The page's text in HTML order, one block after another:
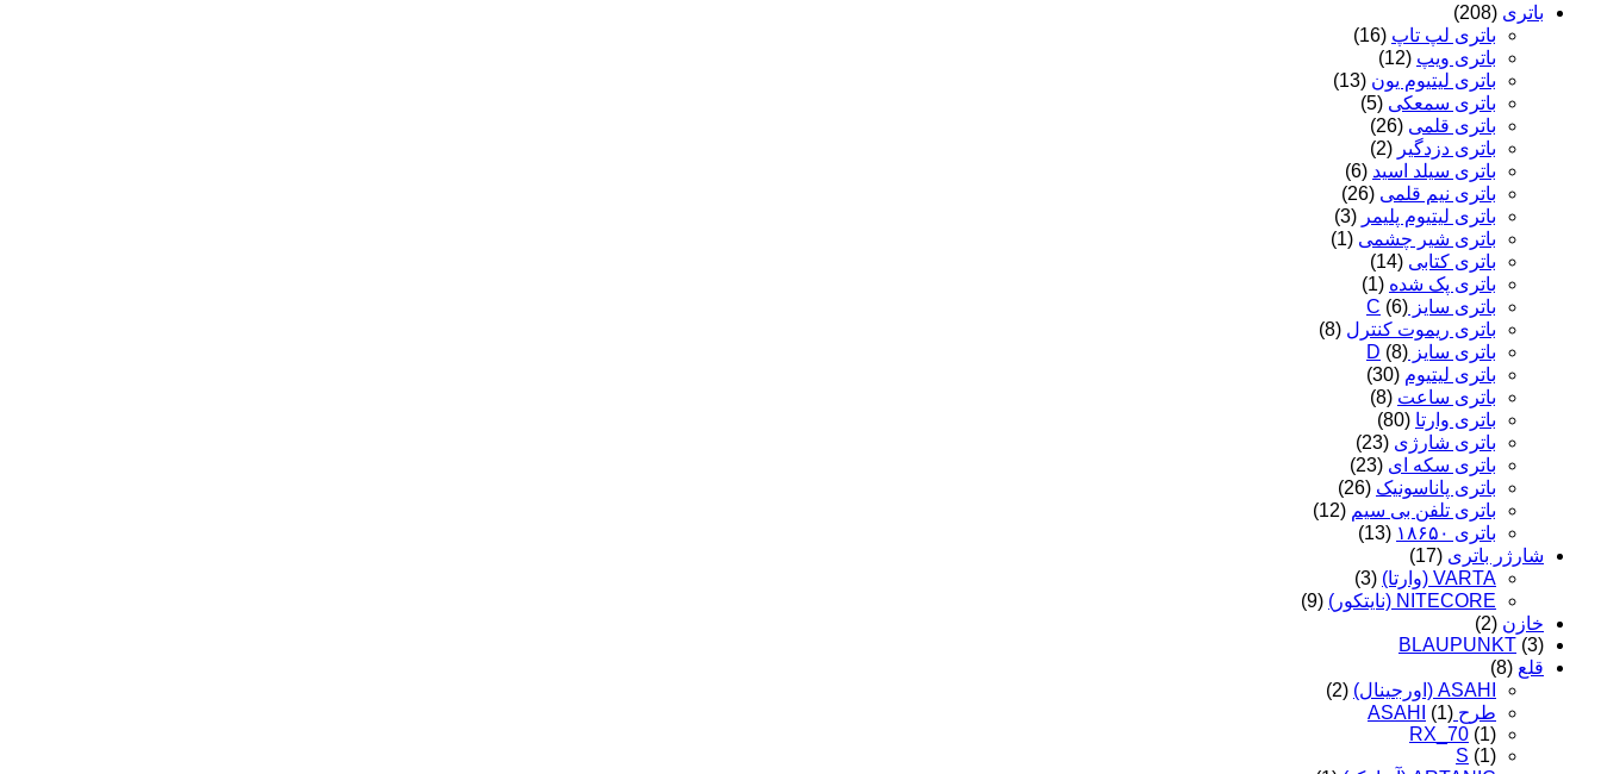
باتری (208)
باتری لپ تاپ (16)
باتری ویپ (12)
باتری لیتیوم یون (13)
باتری سمعکی (5)
باتری قلمی (26)
باتری دزدگیر (2)
باتری سیلد اسید (6)
باتری نیم قلمی (26)
باتری لیتیوم پلیمر (3)
باتری شیر چشمی (1)
باتری کتابی (14)
باتری پک شده (1)
باتری سایز C (6)
باتری ریموت کنترل (8)
باتری سایز D (8)
باتری لیتیوم (30)
باتری ساعت (8)
باتری وارتا (80)
باتری شارژی (23)
باتری سکه ای (23)
باتری پاناسونیک (26)
باتری تلفن بی سیم (12)
باتری ۱۸۶۵۰
(13)
شارژر باتری (17)
VARTA (وارتا)
(3)
NITECORE (نایتکور)
(9)
خازن (2)
BLAUPUNKT (3)
قلع (8)
ASAHI (اورجینال)
(2)
طرح ASAHI (1)
RX_70 (1)
S (1)